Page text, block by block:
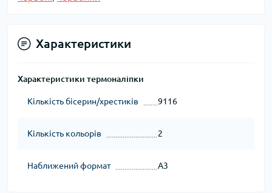
Характеристики
Характеристики термоналіпки
Кількість бісерин/хрестиків 9116
Кількість кольорів 2
Наближений формат А3